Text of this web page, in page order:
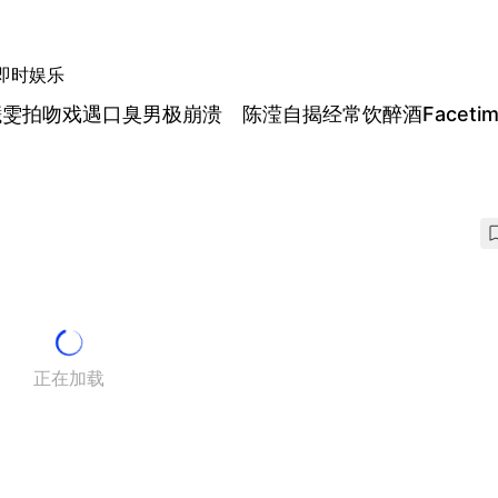
时娱乐
拍吻戏遇口臭男极崩溃 陈滢自揭经常饮醉酒
正在加载